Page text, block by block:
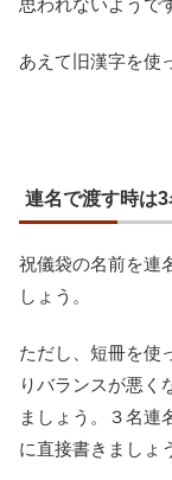
思われないようで
あえて旧漢字を使
連名で渡す時は
祝儀袋の名前を連
しょう。
ただし、短冊を使
りバランスが悪く
ましょう。３名連
に直接書きましょ